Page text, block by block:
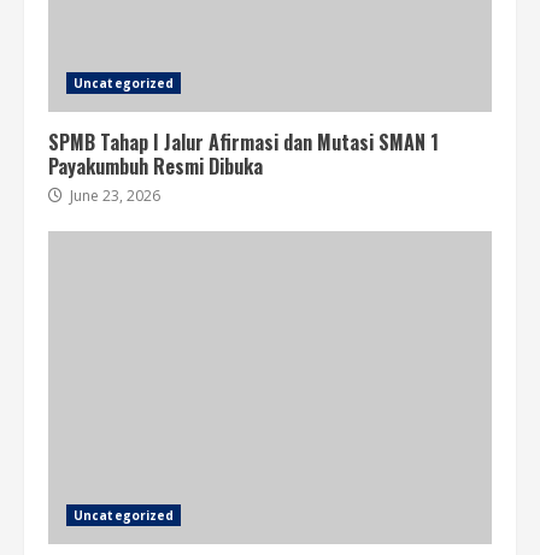
Uncategorized
SPMB Tahap I Jalur Afirmasi dan Mutasi SMAN 1
Payakumbuh Resmi Dibuka
June 23, 2026
Uncategorized